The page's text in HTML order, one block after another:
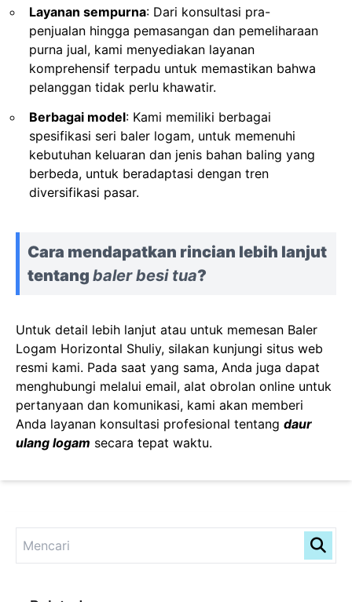
Layanan sempurna: Dari konsultasi pra-
penjualan hingga pemasangan dan pemeliharaan
purna jual, kami menyediakan layanan
komprehensif terpadu untuk memastikan bahwa
pelanggan tidak perlu khawatir.
Berbagai model: Kami memiliki berbagai
spesifikasi seri baler logam, untuk memenuhi
kebutuhan keluaran dan jenis bahan baling yang
berbeda, untuk beradaptasi dengan tren
diversifikasi pasar.
Cara mendapatkan rincian lebih lanjut
tentang baler besi tua?
Untuk detail lebih lanjut atau untuk memesan Baler
Logam Horizontal Shuliy, silakan kunjungi situs web
resmi kami. Pada saat yang sama, Anda juga dapat
menghubungi melalui email, alat obrolan online untuk
pertanyaan dan komunikasi, kami akan memberi
Anda layanan konsultasi profesional tentang daur
ulang logam secara tepat waktu.